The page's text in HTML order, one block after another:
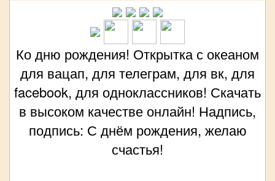
Ко дню рождения! Открытка с океаном
для вацап, для телеграм, для вк, для
facebook, для одноклассников! Скачать
в высоком качестве онлайн! Надпись,
подпись: С днём рождения, желаю
счастья!